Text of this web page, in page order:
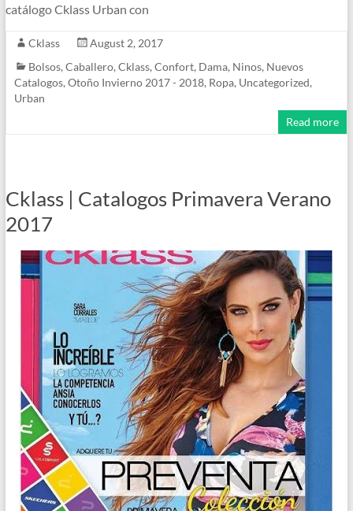
catálogo Cklass Urban con
Cklass
August 2, 2017
Bolsos, Caballero, Cklass, Confort, Dama, Ninos, Nuevos
Catalogos, Otoño Invierno 2017 - 2018, Ropa, Uncategorized,
Urban
Read more
Cklass | Catalogos Primavera Verano
2017